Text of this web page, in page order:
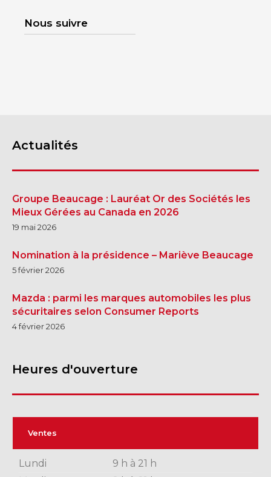
Nous suivre
Actualités
Groupe Beaucage : Lauréat Or des Sociétés les
Mieux Gérées au Canada en 2026
19 mai 2026
Nomination à la présidence – Mariève Beaucage
5 février 2026
Mazda : parmi les marques automobiles les plus
sécuritaires selon Consumer Reports
4 février 2026
Heures d'ouverture
Ventes
Lundi
9 h à 21 h